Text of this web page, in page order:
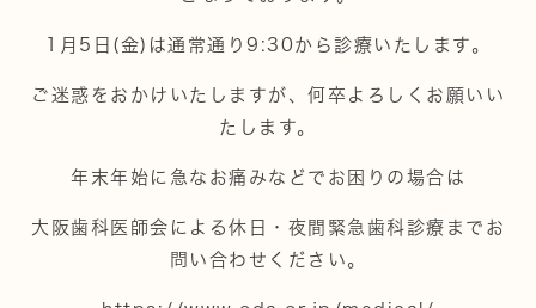
1月5日(金)は通常通り9:30から診療いたします。
ご迷惑をおかけいたしますが、何卒よろしくお願いい
たします。
年末年始に急なお痛みなどでお困りの場合は
大阪歯科医師会による休日・夜間緊急歯科診療までお
問い合わせください。